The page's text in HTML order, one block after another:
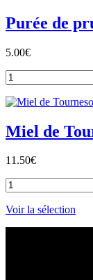
Purée de
5.00€
Miel de
11.50€
Voir la sélection